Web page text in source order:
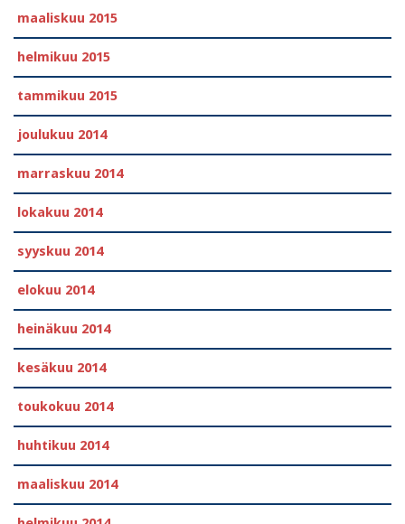
maaliskuu 2015
helmikuu 2015
tammikuu 2015
joulukuu 2014
marraskuu 2014
lokakuu 2014
syyskuu 2014
elokuu 2014
heinäkuu 2014
kesäkuu 2014
toukokuu 2014
huhtikuu 2014
maaliskuu 2014